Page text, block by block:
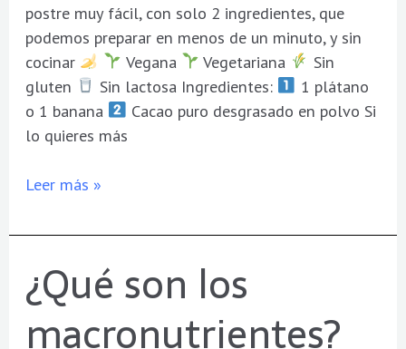
postre muy fácil, con solo 2 ingredientes, que
podemos preparar en menos de un minuto, y sin
cocinar
Vegana Vegetariana
Sin
gluten
Sin lactosa Ingredientes:
1 plátano
o 1 banana
Cacao puro desgrasado en polvo Si
lo quieres más
Leer más »
¿Qué son los
macronutrientes?
¿Qué
son